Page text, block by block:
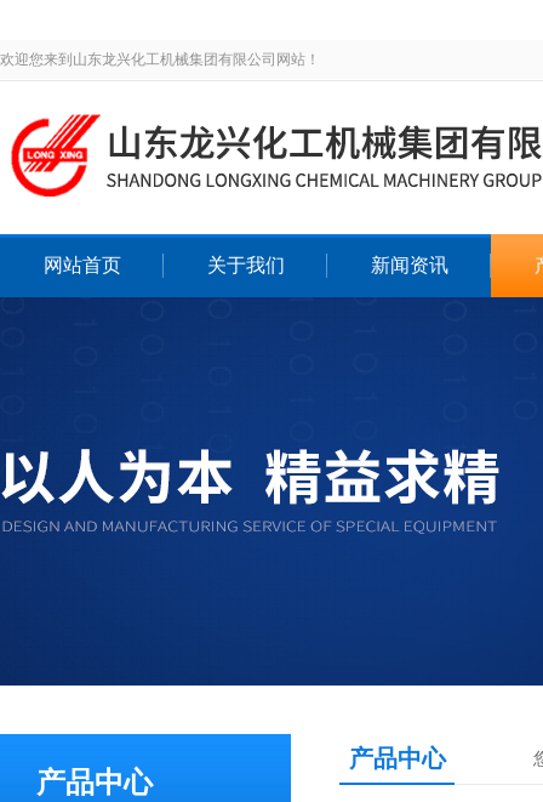
欢迎您来到山东龙兴化工机械集团有限公司网站！
网站首页 关于我们 新闻资讯
产品中心
产品中心